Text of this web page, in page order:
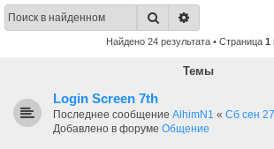
Поиск
Найдено 24 результата • Страница 1
Темы
Login Screen 7th
Последнее сообщение AlhimN1 « Сб сен
Добавлено в форуме Общение